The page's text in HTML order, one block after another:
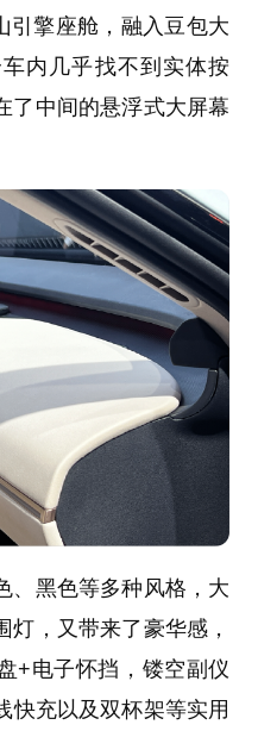
引擎座舱，融入豆包大
内几乎找不到实体按
了中间的悬浮式大屏幕
、黑色等多种风格，大
，又带来了豪华感，
+电子怀挡，镂空副仪
快充以及双杯架等实用